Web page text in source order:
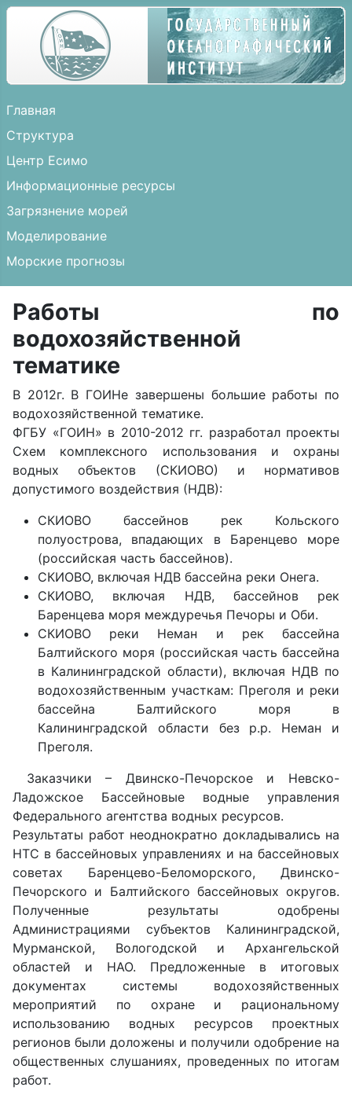
Главная
Структура
Центр Есимо
Информационные ресурсы
Загрязнение морей
Моделирование
Морские прогнозы
Работы по
водохозяйственной
тематике
В 2012г. В ГОИНе завершены большие работы по
водохозяйственной тематике.
ФГБУ «ГОИН» в 2010-2012 гг. разработал проекты
Схем комплексного использования и охраны
водных объектов (СКИОВО) и нормативов
допустимого воздействия (НДВ):
СКИОВО бассейнов рек Кольского
полуострова, впадающих в Баренцево море
(российская часть бассейнов).
СКИОВО, включая НДВ бассейна реки Онега.
СКИОВО, включая НДВ, бассейнов рек
Баренцева моря междуречья Печоры и Оби.
СКИОВО реки Неман и рек бассейна
Балтийского моря (российская часть бассейна
в Калининградской области), включая НДВ по
водохозяйственным участкам: Преголя и реки
бассейна Балтийского моря в
Калининградской области без р.р. Неман и
Преголя.
Заказчики – Двинско-Печорское и Невско-
Ладожское Бассейновые водные управления
Федерального агентства водных ресурсов.
Результаты работ неоднократно докладывались на
НТС в бассейновых управлениях и на бассейновых
советах Баренцево-Беломорского, Двинско-
Печорского и Балтийского бассейновых округов.
Полученные результаты одобрены
Администрациями субъектов Калининградской,
Мурманской, Вологодской и Архангельской
областей и НАО. Предложенные в итоговых
документах системы водохозяйственных
мероприятий по охране и рациональному
использованию водных ресурсов проектных
регионов были доложены и получили одобрение на
общественных слушаниях, проведенных по итогам
работ.